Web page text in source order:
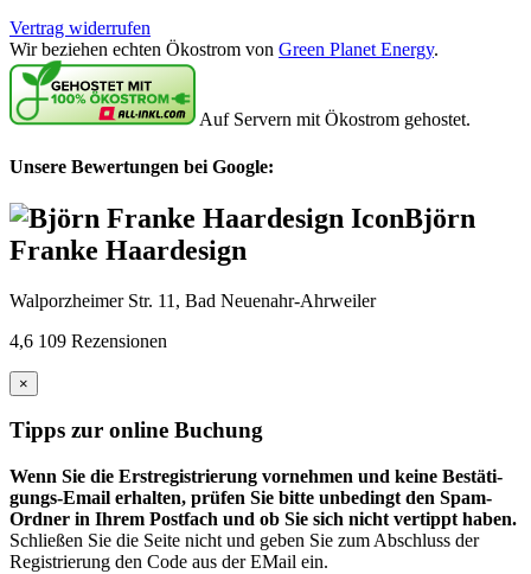
Vertrag widerrufen
Wir beziehen echten Ökostrom von Green Planet Energy.
Auf Servern mit Ökostrom gehostet.
Unsere Bewertungen bei Google:
Björn
Franke Haardesign
Walporzheimer Str. 11, Bad Neuenahr-Ahrweiler
4,6 109 Rezensionen
×
Tipps zur online Buchung
Wenn Sie die Erst­regis­trierung vor­nehmen und keine Bestäti­
gungs-Email erhalten, prüfen Sie bitte unbedingt den Spam-
Ordner in Ihrem Post­fach und ob Sie sich nicht vertippt haben.
Schließen Sie die Seite nicht und geben Sie zum Abschluss der
Registrierung den Code aus der EMail ein.